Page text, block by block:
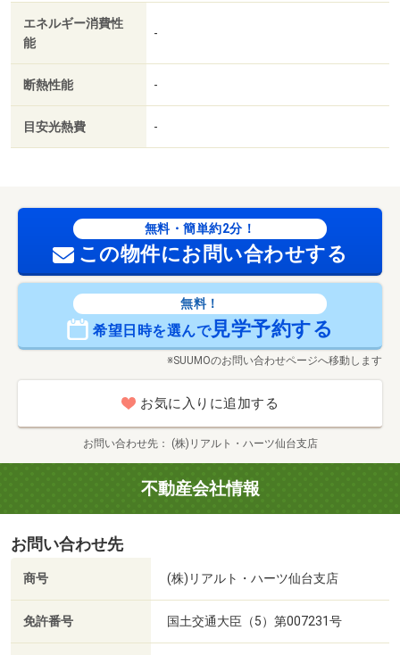
エネルギー消費性
能
-
断熱性能 -
目安光熱費 -
無料・簡単約2分！
この物件にお問い合わせする
無料！
希望日時を選んで見学予約する
※SUUMOのお問い合わせページへ移動します
お気に入りに追加する
お問い合わせ先 (株)リアルト・ハーツ仙台支店
不動産会社情報
お問い合わせ先
商号 (株)リアルト・ハーツ仙台支店
免許番号 国土交通大臣（5）第007231号